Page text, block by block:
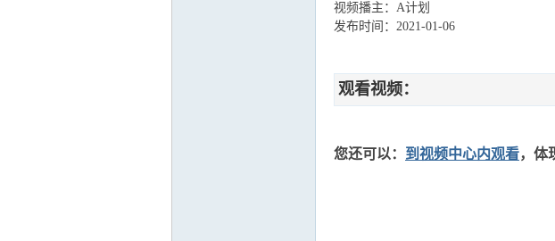
视频播主：A计划
发布时间：2021-01-06
观看视频：
您还可以： 到视频中心内观看，体